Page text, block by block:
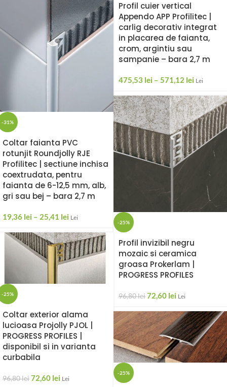
Profil cuier vertical
Appendo APP Profilitec |
carlig decorativ integrat
in placarea de faianta,
crom, argintiu sau
sampanie – bara 2,7 m
475,53 lei – 571,12 lei Lei
-31%
Coltar faianta PVC
rotunjit Roundjolly RJE
Profilitec | sectiune inchisa
coextrudata, pentru
faianta de 6-12,5 mm, alb,
gri sau bej – bara 2,7 m
19,36 lei – 25,41 lei Lei
-25%
Profil invizibil negru
mozaic si ceramica
groasa Prokerlam |
PROGRESS PROFILES
96,80lei72,60 lei Lei
-25%
Coltar exterior alama
lucioasa Projolly PJOL |
PROGRESS PROFILES |
disponibil si in varianta
curbabila
96,80lei72,60 lei Lei
-25%